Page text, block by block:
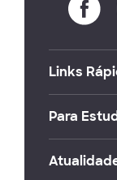
Links
Para